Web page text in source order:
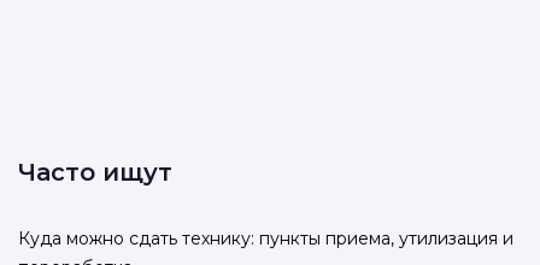
Часто ищут
Куда можно сдать технику: пункты приема, утилизация и